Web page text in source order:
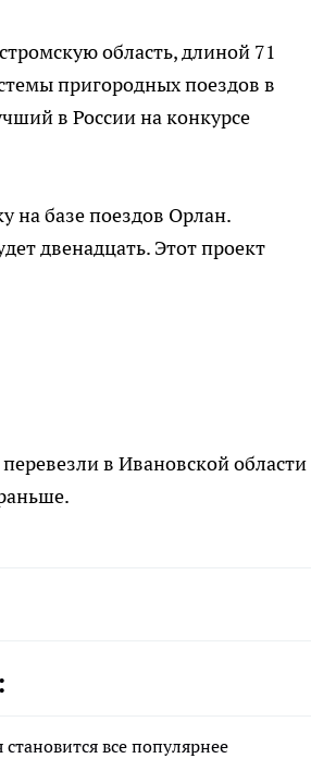
область, длиной 71
пригородных поездов в
в России на конкурсе
на базе поездов Орлан.
двенадцать. Этот проект
в Ивановской области
все популярнее